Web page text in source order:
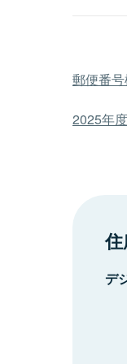
郵便番
2025年
デ